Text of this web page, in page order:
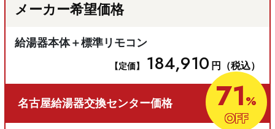
交換工事例
取扱商品一覧
メーカー希望価格
給湯器本体＋標準リモコン
【定価】 184,910 円（税込）
名古屋給湯器交換センター価格 71%
OFF